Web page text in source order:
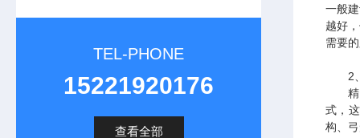
TEL-PHONE
15221920176
查看全部
一般
越好
需要
2、
精密
式，
构、